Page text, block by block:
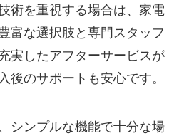
術を重視する場合は、家電
富な選択肢と専門スタッフ
実したアフターサービスが
後のサポートも安心です。
シンプルな機能で十分な場